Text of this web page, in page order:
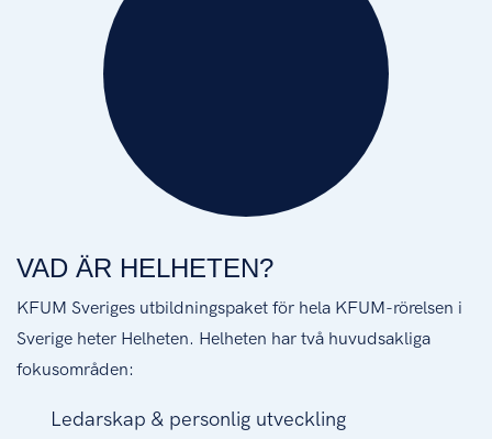
VAD ÄR HELHETEN?
KFUM Sveriges utbildningspaket för hela KFUM-rörelsen i
Sverige heter Helheten. Helheten har två huvudsakliga
fokusområden:
Ledarskap & personlig utveckling